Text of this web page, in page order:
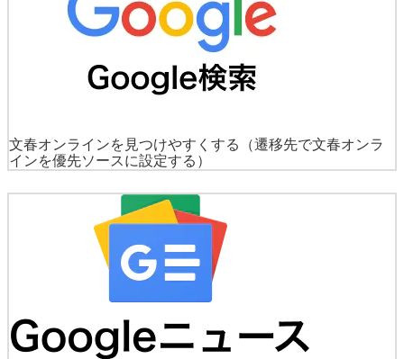
文春オンラインを見つけやすくする
（遷移先で文春オンラ
インを優先ソースに設定する）